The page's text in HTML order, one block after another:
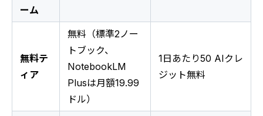
ーム
無料テ
ィア
無料（標準2ノー
トブック、
NotebookLM
Plusは月額19.99
ドル）
1日あたり50 AIクレ
ジット無料